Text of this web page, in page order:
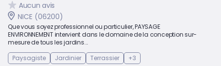
Aucun avis
NICE (06200)
Que vous soyez professionnel ou particulier, PAYSAGE
ENVIRONNEMENT intervient dans le domaine de la conception sur-
mesure de tous les jardins...
Paysagiste
Jardinier Terrassier +3